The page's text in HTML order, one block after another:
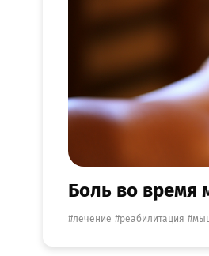
Боль во время
лечение реабилитация